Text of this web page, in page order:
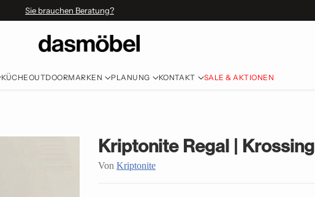
Sie brauchen Beratung?
KÜCHEOUTDOORMARKEN PLANUNG KONTAKT SALE & AKTIONEN
Kriptonite Regal | Krossing
Von Kriptonite